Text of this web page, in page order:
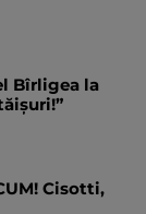
Bîrligea la
Cisotti,